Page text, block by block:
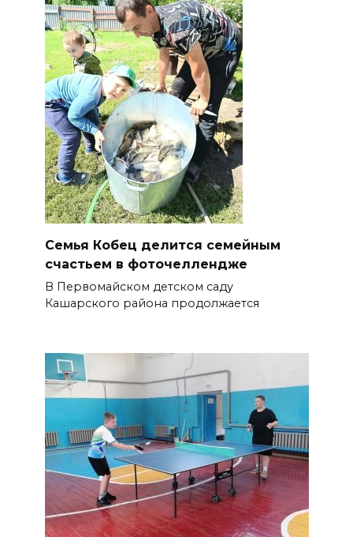
Семья Кобец делится семейным
счастьем в фоточеллендже
В Первомайском детском саду
Кашарского района продолжается